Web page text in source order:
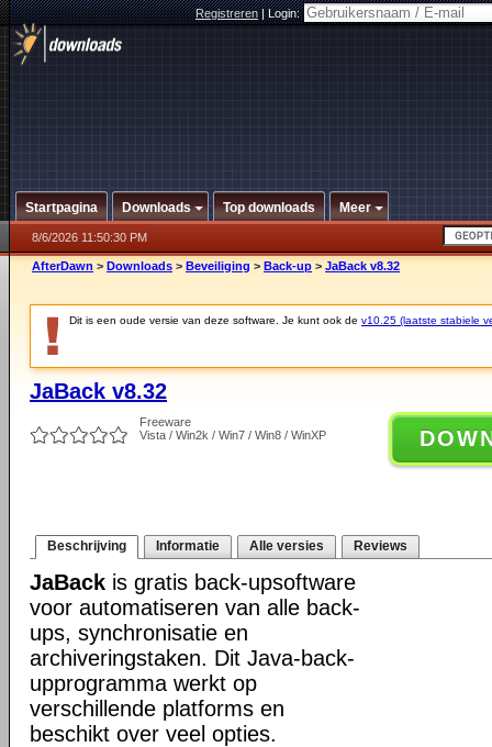
Registreren|Login:
Startpagina Downloads Top downloads Meer
8/6/2026 11:50:30 PM
AfterDawn > Downloads > Beveiliging > Back-up > JaBack v8.32
Dit is een oude versie van deze software. Je kunt ook de v10.25 (laatste stabiele
JaBack v8.32
Freeware
Vista / Win2k / Win7 / Win8 / WinXP
Beschrijving Informatie Alle versies Reviews
JaBack is gratis back-upsoftware
voor automatiseren van alle back-
ups, synchronisatie en
archiveringstaken. Dit Java-back-
upprogramma werkt op
verschillende platforms en
beschikt over veel opties.